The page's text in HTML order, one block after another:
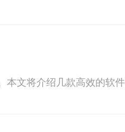
文将介绍几款高效的软